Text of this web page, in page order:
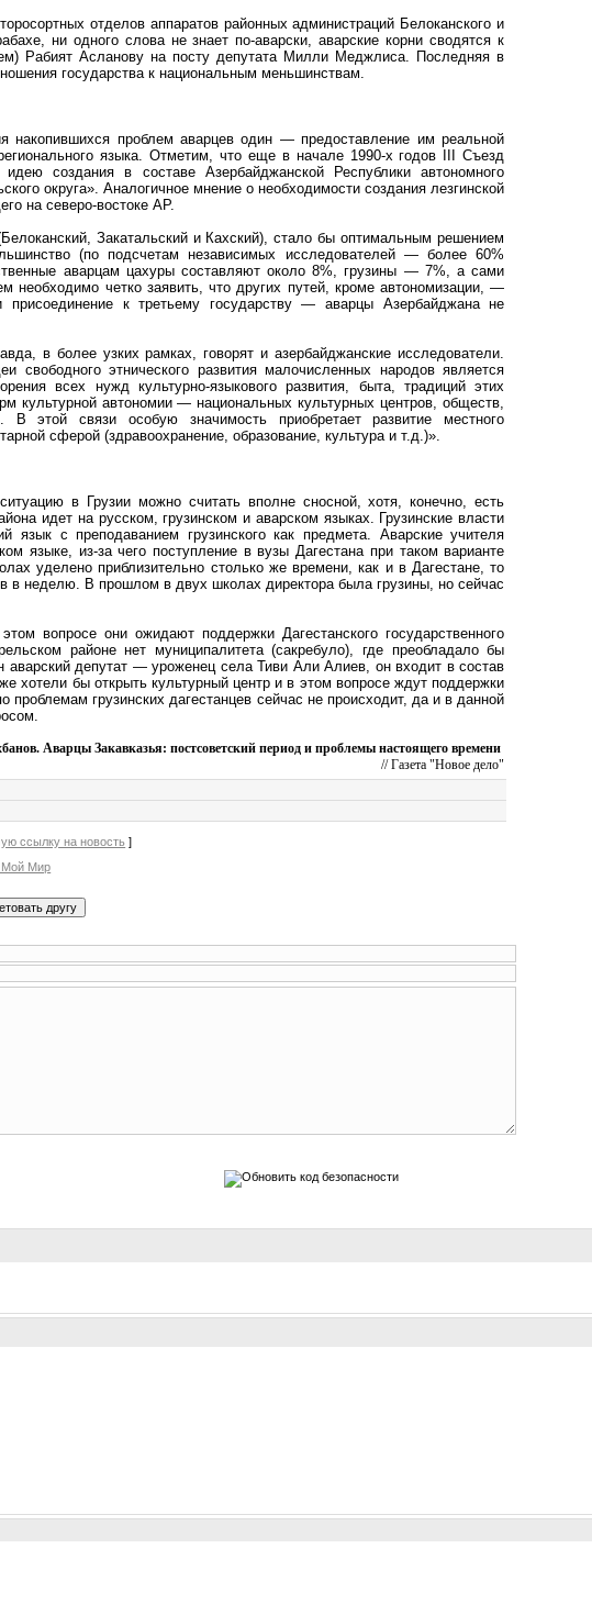
отделов аппаратов районных администраций Белоканского и
ни одного слова не знает по-аварски, аварские корни сводятся к
Рабият Асланову на посту депутата Милли Меджлиса. Последняя в
государства к национальным меньшинствам.
накопившихся проблем аварцев один — предоставление им реальной
языка. Отметим, что еще в начале 1990-х годов III Съезд
создания в составе Азербайджанской Республики автономного
округа». Аналогичное мнение о необходимости создания лезгинской
на северо-востоке АР.
Закатальский и Кахский), стало бы оптимальным решением
(по подсчетам независимых исследователей — более 60%
аварцам цахуры составляют около 8%, грузины — 7%, а сами
четко заявить, что других путей, кроме автономизации, —
присоединение к третьему государству — аварцы Азербайджана не
в более узких рамках, говорят и азербайджанские исследователи.
этнического развития малочисленных народов является
всех нужд культурно-языкового развития, быта, традиций этих
культурной автономии — национальных культурных центров, обществ,
этой связи особую значимость приобретает развитие местного
сферой (здравоохранение, образование, культура и т.д.)».
в Грузии можно считать вполне сносной, хотя, конечно, есть
идет на русском, грузинском и аварском языках. Грузинские власти
с преподаванием грузинского как предмета. Аварские учителя
языке, из-за чего поступление в вузы Дагестана при таком варианте
уделено приблизительно столько же времени, как и в Дагестане, то
в неделю. В прошлом в двух школах директора была грузины, но сейчас
вопросе они ожидают поддержки Дагестанского государственного
районе нет муниципалитета (сакребуло), где преобладало бы
аварский депутат — уроженец села Тиви Али Алиев, он входит в состав
хотели бы открыть культурный центр и в этом вопросе ждут поддержки
проблемам грузинских дагестанцев сейчас не происходит, да и в данной
Аварцы Закавказья: постсоветский период и проблемы настоящего времени
// Газета "Новое дело"
ссылку на новость ]
Мой Мир